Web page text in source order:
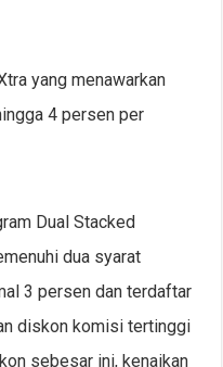
yang menawarkan
4 persen per
Dual Stacked
dua syarat
3 persen dan terdaftar
diskon komisi tertinggi
sebesar ini, kenaikan